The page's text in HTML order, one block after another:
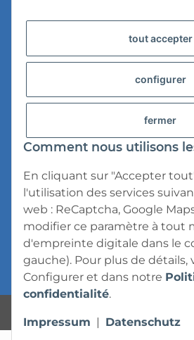
Versandinformationen
AGB
* Tous les prix s'entendent
d'expédition exclus.
tout accepter
configurer
fermer
Comment nous utilisons
En cliquant sur "Accepter
l'utilisation des services
web : ReCaptcha, Google
modifier ce paramètre à tout
d'empreinte digitale dans le
gauche). Pour plus de détails,
Configurer et dans notre
confidentialité.
Impressum | Datenschutz